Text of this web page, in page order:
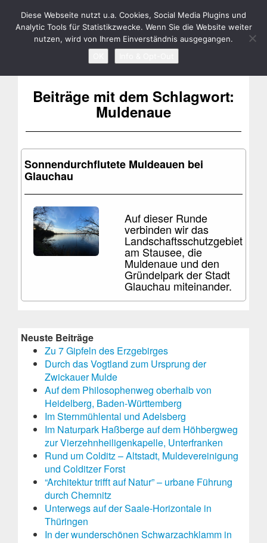
Toggle
navigation
RENÉ BIELA
Beiträge mit dem Schlagwort:
Muldenaue
Sonnendurchflutete Muldeauen bei
Glauchau
Auf dieser Runde
verbinden wir das
Landschaftsschutzgebiet
am Stausee, die
Muldenaue und den
Gründelpark der Stadt
Glauchau miteinander.
Neuste Beiträge
Zu 7 Gipfeln des Erzgebirges
Durch das Vogtland zum Ursprung der
Zwickauer Mulde
Auf dem Philosophenweg oberhalb von
Heidelberg, Baden-Württemberg
Im Sternmühlental und Adelsberg
Im Naturpark Haßberge auf dem Höhbergweg
zur Vierzehnheiligenkapelle, Unterfranken
Rund um Colditz – Altstadt, Muldevereinigung
und Colditzer Forst
“Architektur trifft auf Natur” – urbane Führung
durch Chemnitz
Unterwegs auf der Saale-Horizontale in
Thüringen
In der wunderschönen Schwarzachklamm in
Diese Webseite nutzt u.a. Cookies, Social Media Plugins und
Analytic Tools für Statistikzwecke. Wenn Sie die Website weiter
nutzen, wird von Ihrem Einverständnis ausgegangen.